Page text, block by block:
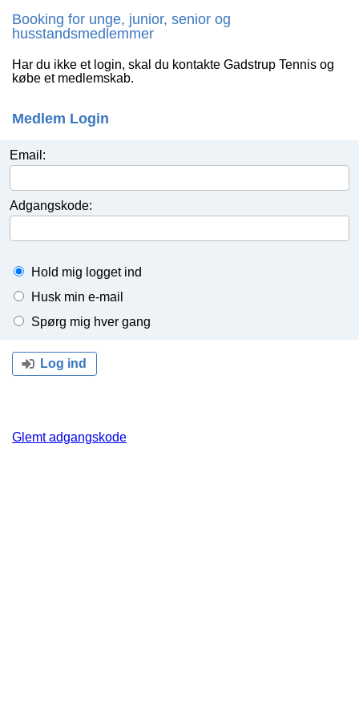
Booking for unge, junior, senior og
husstandsmedlemmer
Har du ikke et login, skal du kontakte Gadstrup Tennis og
købe et medlemskab.
Medlem Login
Email:
Adgangskode:
Hold mig logget ind
Husk min e-mail
Spørg mig hver gang
Log ind
Glemt adgangskode